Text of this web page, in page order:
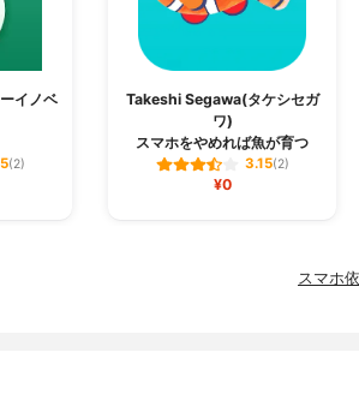
イノベ
(2)
Takeshi Segawa(タケシセガ
ワ)
スマホをやめれば魚が育つ
3.15(2)
¥0
スマホ